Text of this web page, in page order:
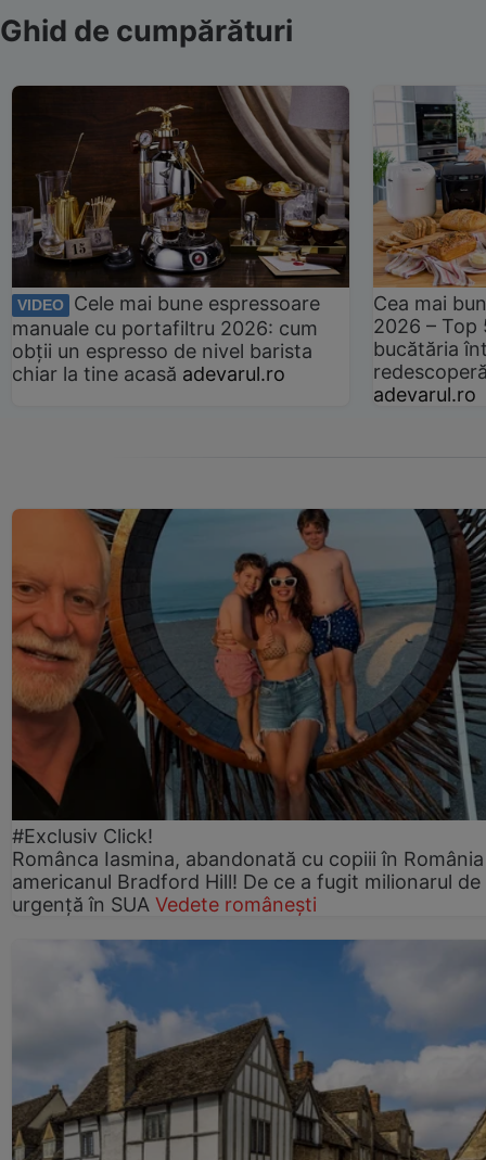
Ghid de cumpărături
VIDEO
Cele mai bune espressoare
manuale cu portafiltru 2026: cum
obții un espresso de nivel barista
chiar la tine acasă adevarul.ro
Cea mai
2026 –
bucătăria
adevarul.ro
#Exclusiv Click!
Românca Iasmina, abandonată cu copiii în
americanul Bradford Hill! De ce a fugit milionarul de
urgență în SUA Vedete românești